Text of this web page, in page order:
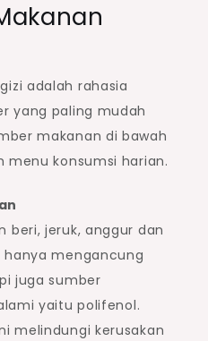
adalah rahasia
yang paling mudah
makanan di bawah
menu konsumsi harian.
beri, jeruk, anggur dan
mengancung
juga sumber
yaitu polifenol.
melindungi kerusakan